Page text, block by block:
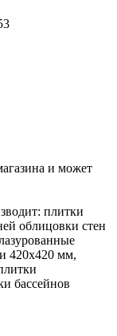
и может
плитки
облицовки стен
420х420 мм,
бассейнов